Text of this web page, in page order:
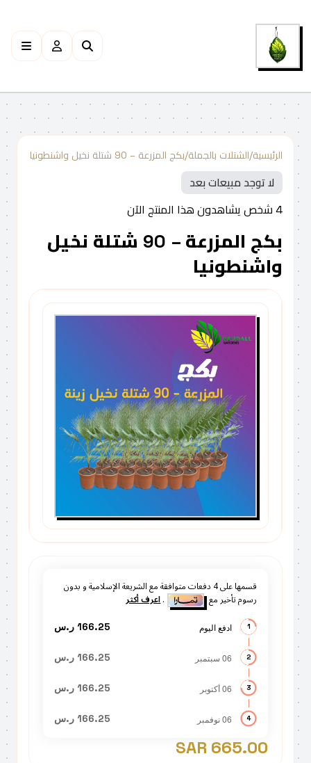
الرئيسية/الشتلات بالجملة/بكج المزرعة – 90 شتلة نخيل واشنطونيا
لا توجد مبيعات بعد
4 شخص يشاهدون هذا المنتج الآن
بكج المزرعة – 90 شتلة نخيل
واشنطونيا
قسمها على4 دفعات متوافقة مع الشريعة الإسلامية و بدون
رسوم تأخير مع .اعرف أكثر
1
2
3
4
ادفع اليوم 166.25 ر.س
06 سبتمبر 166.25 ر.س
06 أكتوبر 166.25 ر.س
06 نوفمبر 166.25 ر.س
665.00 SAR